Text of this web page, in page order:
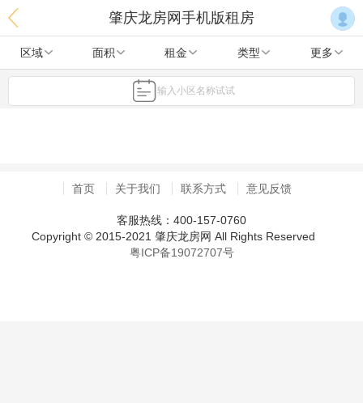
肇庆龙房网手机版租房
区域 面积 租金 类型 更多
输入小区名称试试
首页 关于我们 联系方式 意见反馈
客服热线：400-157-0760
Copyright © 2015-2021 肇庆龙房网 All Rights Reserved
粤ICP备19072707号